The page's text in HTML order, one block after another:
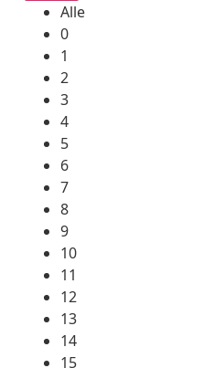
Alle
0
1
2
3
4
5
6
7
8
9
10
11
12
13
14
15